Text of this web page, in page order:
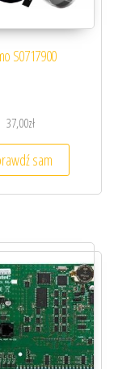
S0717900
37,00zł
sam